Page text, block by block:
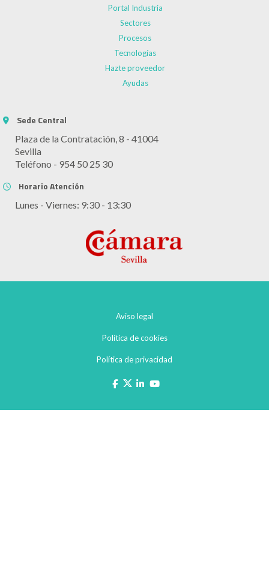
Portal Industria
Sectores
Procesos
Tecnologías
Hazte proveedor
Ayudas
Sede Central
Plaza de la Contratación, 8 - 41004
Sevilla
Teléfono - 954 50 25 30
Horario Atención
Lunes - Viernes: 9:30 - 13:30
Aviso legal
Política de cookies
Política de privacidad